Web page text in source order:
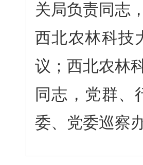
关局负责同志
西北农林科技
议；西北农林
同志，党群、
委、党委巡察